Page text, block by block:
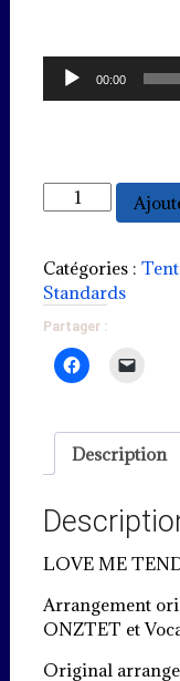
Lecteur
audio
00:00
quantité
de
me
tender
Catégories :
Standards
Partager :
Description
LOVE ME
Arrangement
ONZTET et
Original